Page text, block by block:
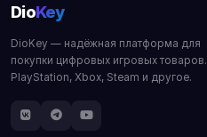
DioKey
DioKey — надёжная платформа для
покупки цифровых игровых товаров.
PlayStation, Xbox, Steam и другое.